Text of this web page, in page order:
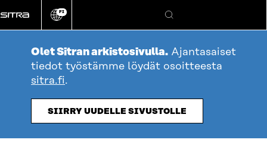
suoraan
sisältöön
Vaihda
kieli
FI
Hae
Olet Sitran arkistosivulla. Ajantasaiset
tiedot työstämme löydät osoitteesta
sitra.fi.
SIIRRY UUDELLE SIVUSTOLLE